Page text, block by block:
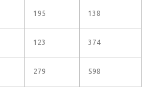
195 138
123 374
279 598